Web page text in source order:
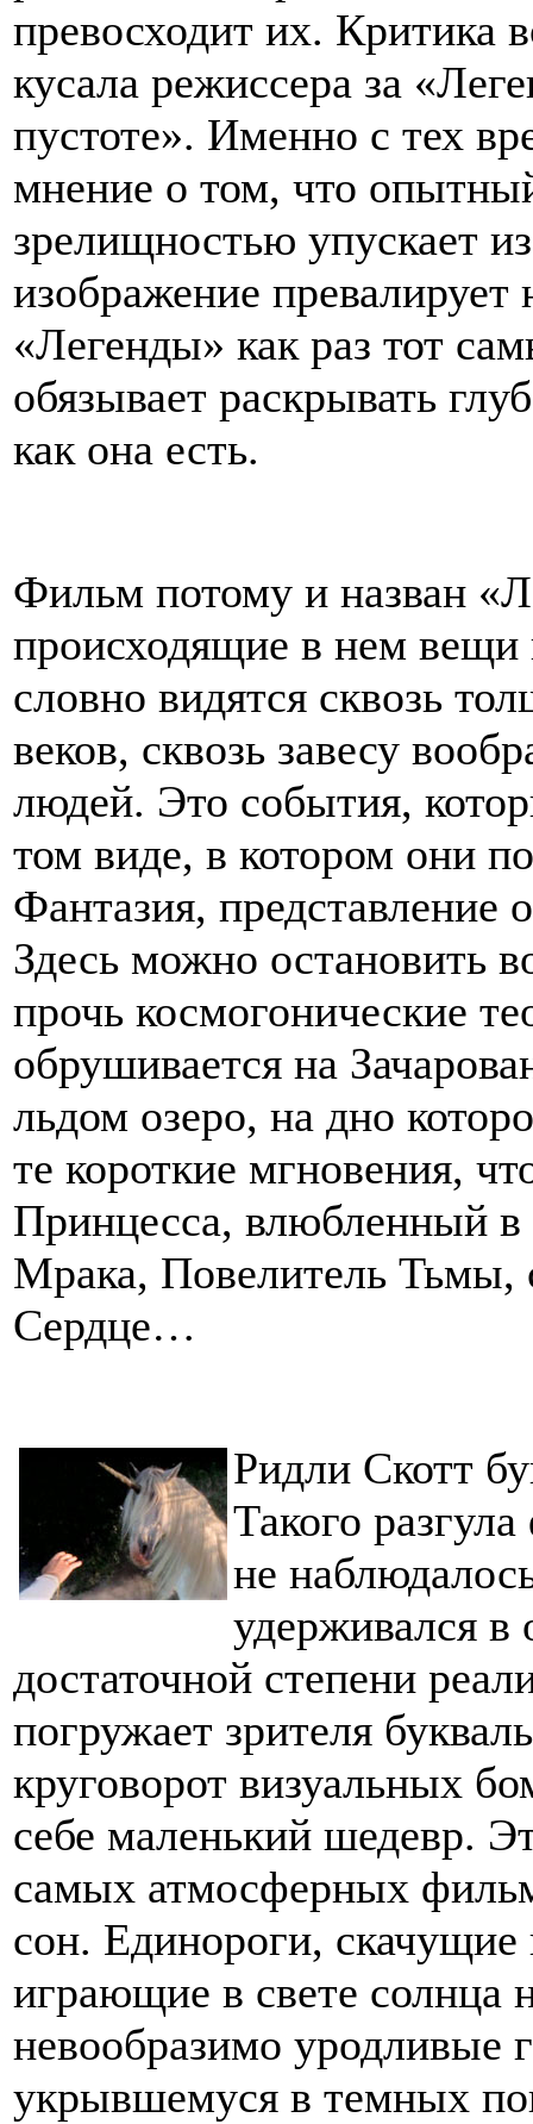
превосходит их. Критика
кусала режиссера за
пустоте». Именно с тех
мнение о том, что
зрелищностью упускает
изображение
«Легенды» как раз тот
обязывает раскрывать
как она есть.
Фильм потому и назван
происходящие в нем вещи
словно видятся сквозь
веков, сквозь завесу
людей. Это события,
том виде, в котором они
Фантазия,
Здесь можно остановить
прочь космогонические
обрушивается на
льдом озеро, на дно
те короткие мгновения,
Принцесса, влюбленный в
Мрака, Повелитель Тьмы,
Сердце…
Ридли Скотт
Такого
не
удерживался в
достаточной степени
погружает зрителя
круговорот визуальных
себе маленький шедевр.
самых атмосферных
сон. Единороги,
играющие в свете солнца
невообразимо
укрывшемуся в темных